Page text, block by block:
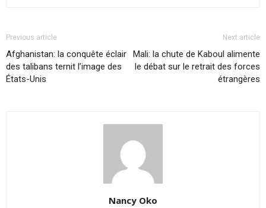
Previous article
Afghanistan: la conquête éclair
des talibans ternit l’image des
États-Unis
Next article
Mali: la chute de Kaboul alimente
le débat sur le retrait des forces
étrangères
Nancy Oko